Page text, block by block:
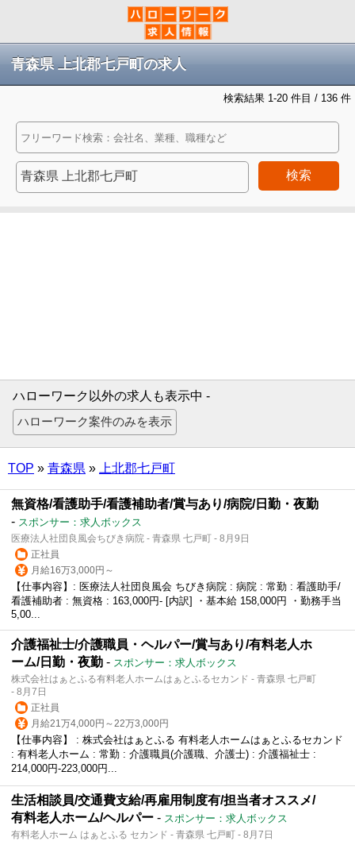
青森県 上北郡七戸町の求人
検索結果 1-20 件目 / 136 件
検索
ハローワーク以外の求人も表示中 -
TOP » 青森県 » 上北郡七戸町
無資格/看護助手/看護補助者/賞与あり/病院/日勤・夜勤
- スポンサー：求人ボックス
医療法人社団良風会ちびき病院 - 青森県 七戸町 - 8月9日
正社員
月給16万3,000円～
【仕事内容】: 医療法人社団良風会 ちびき病院 : 病院 : 常勤 : 看護助手/
看護補助者 : 無資格 : 163,000円- [内訳] ・基本給 158,000円 ・勤務手当
5,00...
介護福祉士/介護職員・ヘルパー/賞与あり/有料老人ホ
ーム/日勤・夜勤 - スポンサー：求人ボックス
株式会社はぁとふる有料老人ホームはぁとふるセカンド - 青森県 七戸町
- 8月7日
正社員
月給21万4,000円～22万3,000円
【仕事内容】 : 株式会社はぁとふる 有料老人ホームはぁとふるセカンド
: 有料老人ホーム : 常勤 : 介護職員(介護職、介護士) : 介護福祉士 :
214,000円-223,000円...
生活相談員/交通費支給/再雇用制度有/担当者オススメ/
有料老人ホーム/ヘルパー - スポンサー：求人ボックス
有料老人ホーム はぁとふる セカンド - 青森県 七戸町 - 8月7日